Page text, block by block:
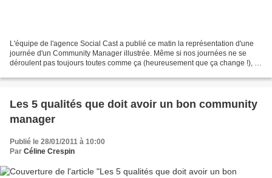
L'équipe de l'agence Social Cast a publié ce matin la représentation d'une
journée d'un Community Manager illustrée. Même si nos journées ne se
déroulent pas toujours toutes comme ça (heureusement que ça change !), je
Les 5 qualités que doit avoir un bon community
manager
Publié le 28/01/2011 à 10:00
Par Céline Crespin